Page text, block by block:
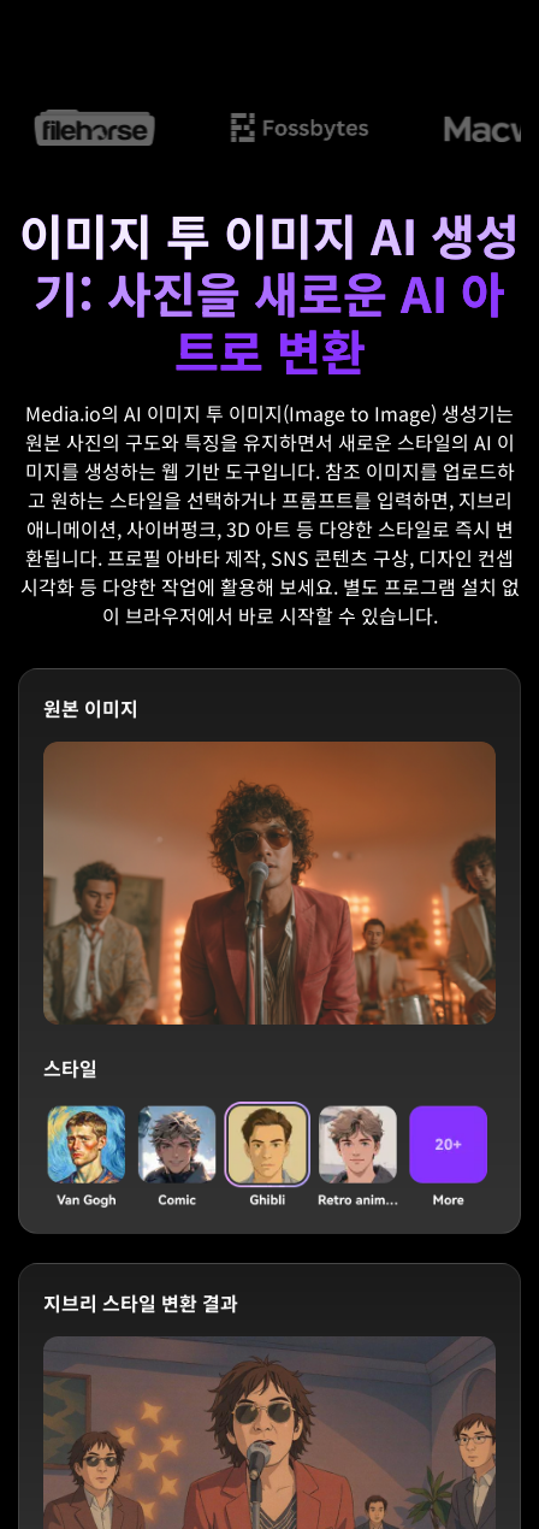
이미지 투 이미지 AI 생성
기: 사진을 새로운 AI 아
트로 변환
Media.io의 AI 이미지 투 이미지(Image to Image) 생성기는
원본 사진의 구도와 특징을 유지하면서 새로운 스타일의 AI 이
미지를 생성하는 웹 기반 도구입니다. 참조 이미지를 업로드하
고 원하는 스타일을 선택하거나 프롬프트를 입력하면, 지브리
애니메이션, 사이버펑크, 3D 아트 등 다양한 스타일로 즉시 변
환됩니다. 프로필 아바타 제작, SNS 콘텐츠 구상, 디자인 컨셉
시각화 등 다양한 작업에 활용해 보세요. 별도 프로그램 설치 없
이 브라우저에서 바로 시작할 수 있습니다.
원본 이미지
스타일
지브리 스타일 변환 결과